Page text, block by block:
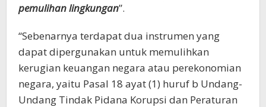
pemulihan lingkungan”.
“Sebenarnya terdapat dua instrumen yang
dapat dipergunakan untuk memulihkan
kerugian keuangan negara atau perekonomian
negara, yaitu Pasal 18 ayat (1) huruf b Undang-
Undang Tindak Pidana Korupsi dan Peraturan